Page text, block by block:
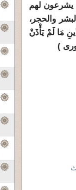
يشرعون لهم
والحجر،
مَا لَمْ يَأْذَنْ